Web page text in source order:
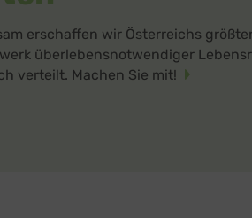
erschaffen wir Österreichs
überlebensnotwendiger
verteilt. Machen Sie mit!